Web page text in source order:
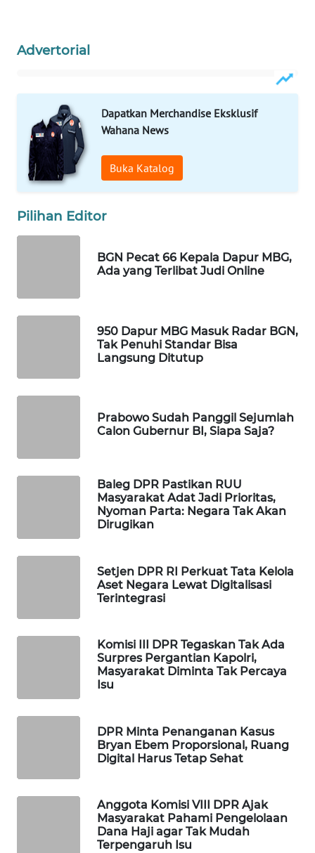
Advertorial
Dapatkan Merchandise Eksklusif
Wahana News
Buka Katalog
Pilihan Editor
BGN Pecat 66 Kepala Dapur MBG,
Ada yang Terlibat Judi Online
950 Dapur MBG Masuk Radar BGN,
Tak Penuhi Standar Bisa
Langsung Ditutup
Prabowo Sudah Panggil Sejumlah
Calon Gubernur BI, Siapa Saja?
Baleg DPR Pastikan RUU
Masyarakat Adat Jadi Prioritas,
Nyoman Parta: Negara Tak Akan
Dirugikan
Setjen DPR RI Perkuat Tata Kelola
Aset Negara Lewat Digitalisasi
Terintegrasi
Komisi III DPR Tegaskan Tak Ada
Surpres Pergantian Kapolri,
Masyarakat Diminta Tak Percaya
Isu
DPR Minta Penanganan Kasus
Bryan Ebem Proporsional, Ruang
Digital Harus Tetap Sehat
Anggota Komisi VIII DPR Ajak
Masyarakat Pahami Pengelolaan
Dana Haji agar Tak Mudah
Terpengaruh Isu
ADVOKAT
INFRASTRUKTUR
WAHANA
KONSUMEN
WAHANA
WAHANA
WAHANANEWS
NET
SELEB